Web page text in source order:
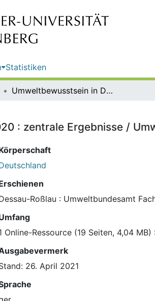
Statistiken
Umweltbewusstsein in Deutschland 2020 : zentrale Ergebnisse / Umweltbundesamt Fachgebiet I 1.4
: zentrale Ergebnisse /
Roßlau : Umweltbundesamt
Online-Ressource (19 Seiten, 4,04
26. April 2021